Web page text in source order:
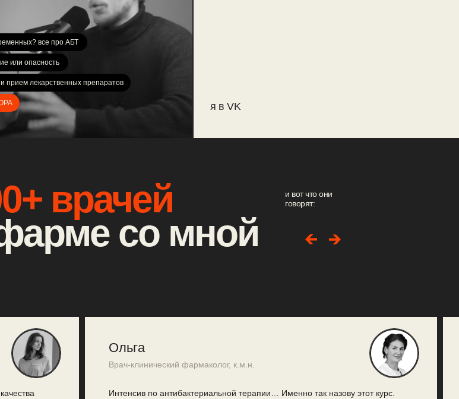
я в VK
все про АБТ
или опасность
прием лекарственных препаратов
врачей
со мной
и вот что они
говорят:
Ольга
Врач-клинический фармаколог, к.м.н.
Интенсив по антибактериальной терапии… Именно так назову этот курс.